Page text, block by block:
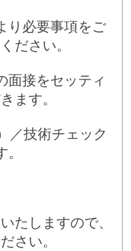
り必要事項をご
ださい。
面接をセッティ
ます。
／技術チェック
たしますので、
さい。